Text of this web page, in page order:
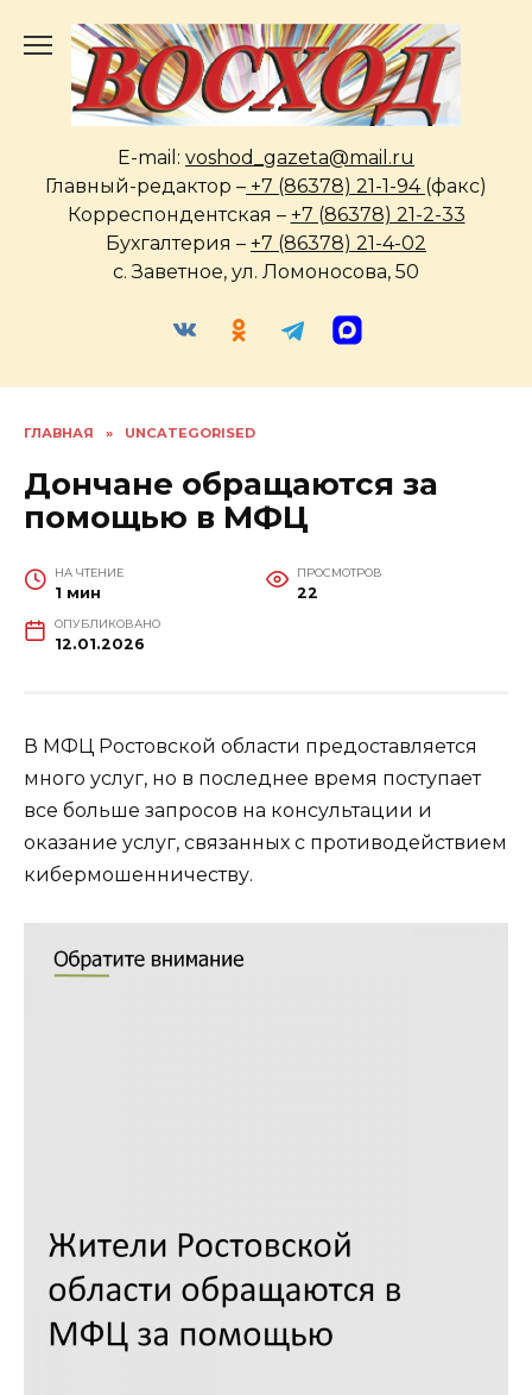
содержанию
E-mail: voshod_gazeta@mail.ru
Главный-редактор – +7 (86378) 21-1-94 (факс)
Корреспондентская – +7 (86378) 21-2-33
Бухгалтерия – +7 (86378) 21-4-02
с. Заветное, ул. Ломоносова, 50
ГЛАВНАЯ » UNCATEGORISED
Дончане обращаются за
помощью в МФЦ
НА ЧТЕНИЕ
1 мин
ПРОСМОТРОВ
22
ОПУБЛИКОВАНО
12.01.2026
В МФЦ Ростовской области предоставляется
много услуг, но в последнее время поступает
все больше запросов на консультации и
оказание услуг, связанных с противодействием
кибермошенничеству.